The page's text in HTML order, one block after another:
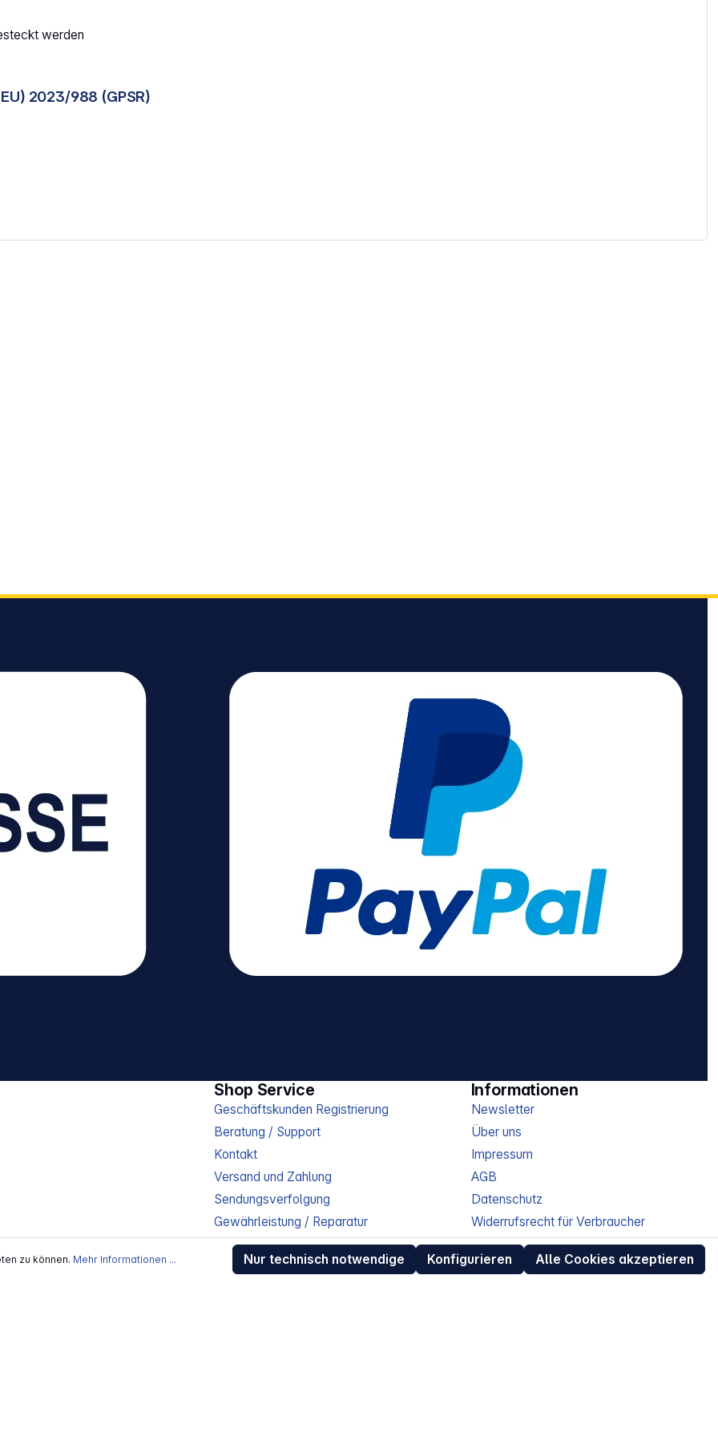
werden
2023/988 (GPSR)
Shop Service
Geschäftskunden Registrierung
Beratung / Support
Kontakt
Versand und Zahlung
Sendungsverfolgung
Gewährleistung / Reparatur
Erklärung zur Barrierefreiheit
Download-Center
Informationen
Newsletter
Über uns
Impressum
AGB
Datenschutz
Widerrufsrecht für Verbraucher
Retouren (RMA) für Business-Kunden
Entsorgungshinweise /
Altgeräterücknahme
zu können. Mehr Informationen ... Nur technisch notwendige Konfigurieren Alle Cookies akzeptieren